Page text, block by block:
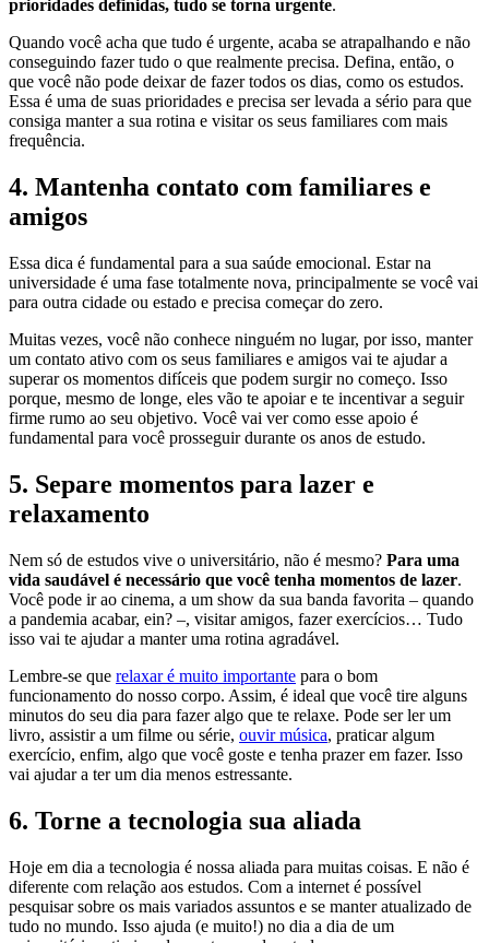
prioridades definidas, tudo se torna urgente.
Quando você acha que tudo é urgente, acaba se atrapalhando e não
conseguindo fazer tudo o que realmente precisa. Defina, então, o
que você não pode deixar de fazer todos os dias, como os estudos.
Essa é uma de suas prioridades e precisa ser levada a sério para que
consiga manter a sua rotina e visitar os seus familiares com mais
frequência.
4. Mantenha contato com familiares e
amigos
Essa dica é fundamental para a sua saúde emocional. Estar na
universidade é uma fase totalmente nova, principalmente se você vai
para outra cidade ou estado e precisa começar do zero.
Muitas vezes, você não conhece ninguém no lugar, por isso, manter
um contato ativo com os seus familiares e amigos vai te ajudar a
superar os momentos difíceis que podem surgir no começo. Isso
porque, mesmo de longe, eles vão te apoiar e te incentivar a seguir
firme rumo ao seu objetivo. Você vai ver como esse apoio é
fundamental para você prosseguir durante os anos de estudo.
5. Separe momentos para lazer e
relaxamento
Nem só de estudos vive o universitário, não é mesmo? Para uma
vida saudável é necessário que você tenha momentos de lazer.
Você pode ir ao cinema, a um show da sua banda favorita – quando
a pandemia acabar, ein? –, visitar amigos, fazer exercícios… Tudo
isso vai te ajudar a manter uma rotina agradável.
Lembre-se que relaxar é muito importante para o bom
funcionamento do nosso corpo. Assim, é ideal que você tire alguns
minutos do seu dia para fazer algo que te relaxe. Pode ser ler um
livro, assistir a um filme ou série, ouvir música, praticar algum
exercício, enfim, algo que você goste e tenha prazer em fazer. Isso
vai ajudar a ter um dia menos estressante.
6. Torne a tecnologia sua aliada
Hoje em dia a tecnologia é nossa aliada para muitas coisas. E não é
diferente com relação aos estudos. Com a internet é possível
pesquisar sobre os mais variados assuntos e se manter atualizado de
tudo no mundo. Isso ajuda (e muito!) no dia a dia de um